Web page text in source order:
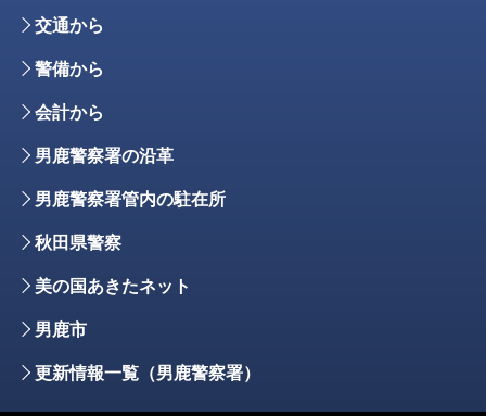
交通から
警備から
会計から
男鹿警察署の沿革
男鹿警察署管内の駐在所
秋田県警察
美の国あきたネット
男鹿市
更新情報一覧（男鹿警察署）